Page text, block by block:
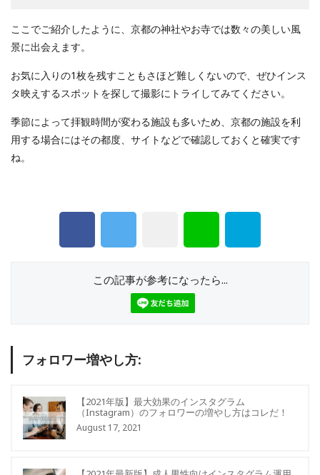
ここでご紹介したように、京都の神社やお寺では数々の美しい風
景に出会えます。
お気に入りの1枚を残すこともさほど難しくないので、ぜひインス
タ映えするスポットを探して撮影にトライしてみてください。
季節によって拝観時間が変わる施設も多いため、京都の施設を利
用する場合にはその都度、サイトなどで確認しておくと確実です
ね。
この記事が参考になったら...
フォロワー増やし方:
【2021年版】最大効果のインスタグラム
（Instagram）のフォロワーの増やし方はコレだ！
August 17, 2021